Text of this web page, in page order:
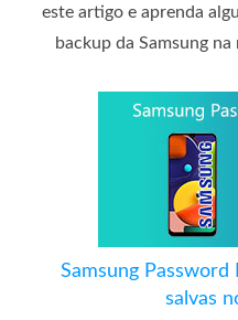
este artigo e aprenda
backup da Samsung
Samsung Password
salvas